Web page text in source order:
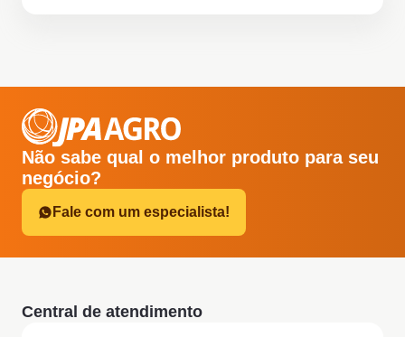
Não sabe qual o melhor produto para seu
negócio?
Fale com um especialista!
Central de atendimento